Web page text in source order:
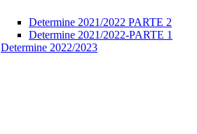
Determine 2021/2022 PARTE 2
Determine 2021/2022-PARTE 1
Determine 2022/2023